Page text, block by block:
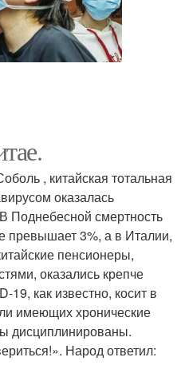
, китайская тотальная
оказалась
Поднебесной смертность
превышает 3%, а в Италии,
пенсионеры,
оказались крепче
19, как известно, косит в
имеющих хронические
дисциплинированы.
Народ ответил: